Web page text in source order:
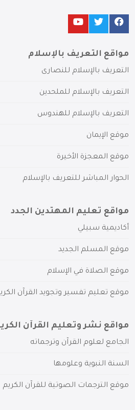
مواقع التعريف بالإسلام
التعريف بالإسلام للنصارى
التعريف بالإسلام للملحدين
التعريف بالإسلام للهندوس
موقع الإيمان
موقع المعجزة الأخيرة
الحوار المباشر للتعريف بالإسلام
مواقع تعليم المهتدين الجدد
أكاديمية سبيلي
موقع المسلم الجديد
موقع الصلاة في الإسلام
موقع تعليم تفسير وتجويد القرآن
مواقع نشر وتعليم القرآن
الجامع لعلوم القرآن وترجماته
السنة النبوية وعلومها
موقع الترجمات الصوتية للقرآن الكريم